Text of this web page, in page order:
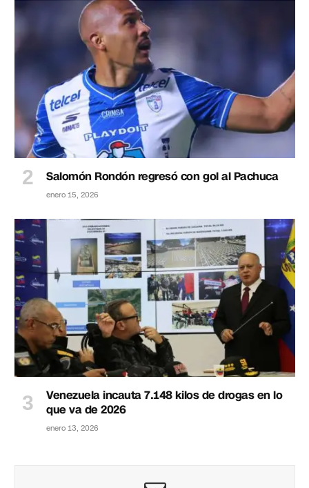
Salomón Rondón regresó con gol al Pachuca
enero 15, 2026
Venezuela incauta 7.148 kilos de drogas en lo
que va de 2026
enero 13, 2026